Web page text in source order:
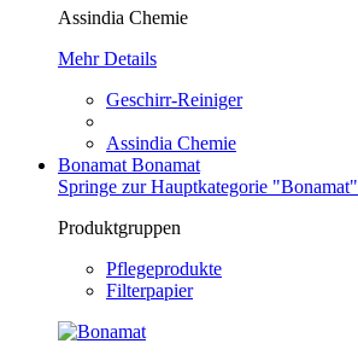
Assindia Chemie
Mehr Details
Geschirr-Reiniger
Assindia Chemie
Bonamat Bonamat
Springe zur Hauptkategorie "Bonamat"
Produktgruppen
Pflegeprodukte
Filterpapier